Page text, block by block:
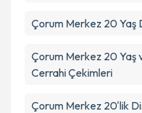
Çorum Merkez 20 Yaş
Çorum Merkez 20 Yaş
Cerrahi Çekimleri
Çorum Merkez 20'lik